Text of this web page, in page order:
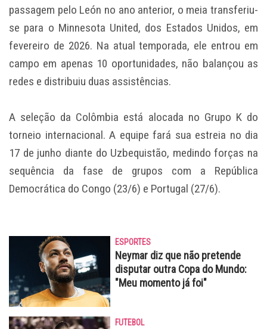
passagem pelo León no ano anterior, o meia transferiu-
se para o Minnesota United, dos Estados Unidos, em
fevereiro de 2026. Na atual temporada, ele entrou em
campo em apenas 10 oportunidades, não balançou as
redes e distribuiu duas assistências.
A seleção da Colômbia está alocada no Grupo K do
torneio internacional. A equipe fará sua estreia no dia
17 de junho diante do Uzbequistão, medindo forças na
sequência da fase de grupos com a República
Democrática do Congo (23/6) e Portugal (27/6).
ESPORTES
Neymar diz que não pretende
disputar outra Copa do Mundo:
"Meu momento já foi"
FUTEBOL